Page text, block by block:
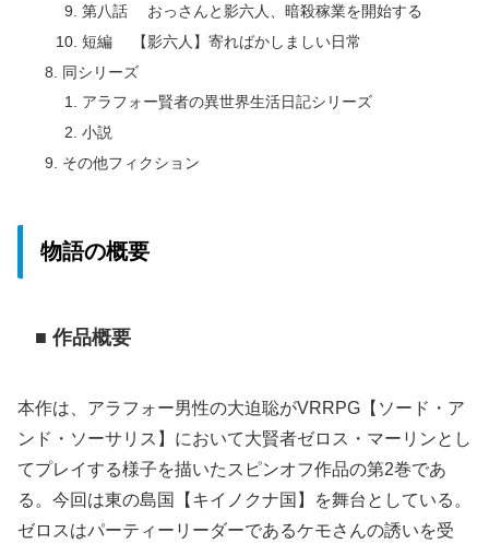
第八話 おっさんと影六人、暗殺稼業を開始する
短編 【影六人】寄ればかしましい日常
同シリーズ
アラフォー賢者の異世界生活日記シリーズ
小説
その他フィクション
物語の概要
■ 作品概要
本作は、アラフォー男性の大迫聡がVRRPG【ソード・ア
ンド・ソーサリス】において大賢者ゼロス・マーリンとし
てプレイする様子を描いたスピンオフ作品の第2巻であ
る。今回は東の島国【キイノクナ国】を舞台としている。
ゼロスはパーティーリーダーであるケモさんの誘いを受